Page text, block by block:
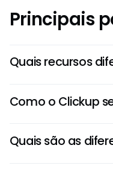
Principais
Quais recursos
tornando-o uma
Como o Clickup
em comparação com
Quais são as